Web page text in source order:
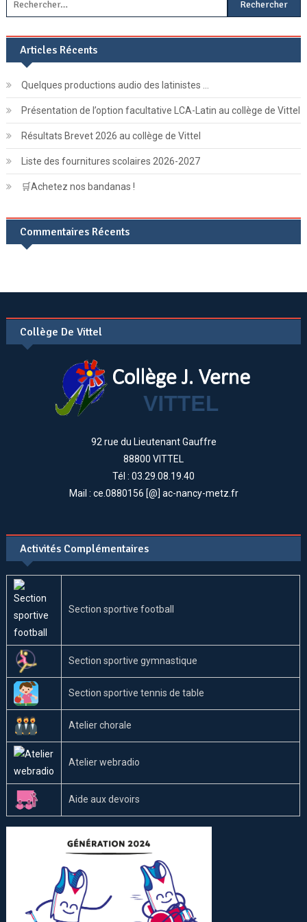
Articles Récents
Quelques productions audio des latinistes …
Présentation de l’option facultative LCA-Latin au collège de Vittel
Résultats Brevet 2026 au collège de Vittel
Liste des fournitures scolaires 2026-2027
🛒Achetez nos bandanas !
Commentaires Récents
Collège De Vittel
92 rue du Lieutenant Gauffre
88800 VITTEL
Tél : 03.29.08.19.40
Mail : ce.0880156 [@] ac-nancy-metz.fr
Activités Complémentaires
Section sportive football
Section sportive gymnastique
Section sportive tennis de table
Atelier chorale
Atelier webradio
Aide aux devoirs